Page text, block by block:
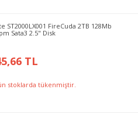
ST2000LX001 FireCuda 2TB 128Mb
Sata3 2.5" Disk
TL
stoklarda tükenmiştir.